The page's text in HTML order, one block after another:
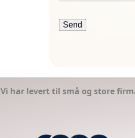
Vi har levert til små og store